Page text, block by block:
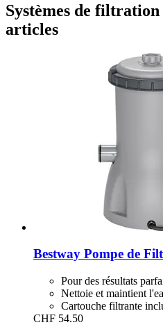
Systèmes de
articles
Bestway Pompe de
Pour des résultats
Nettoie et maintient
Cartouche filtrante
CHF 54.50